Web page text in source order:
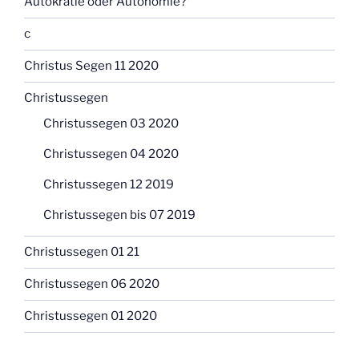
c
Christus Segen 11 2020
Christussegen
Christussegen 03 2020
Christussegen 04 2020
Christussegen 12 2019
Christussegen bis 07 2019
Christussegen 01 21
Christussegen 06 2020
Christussegen 01 2020